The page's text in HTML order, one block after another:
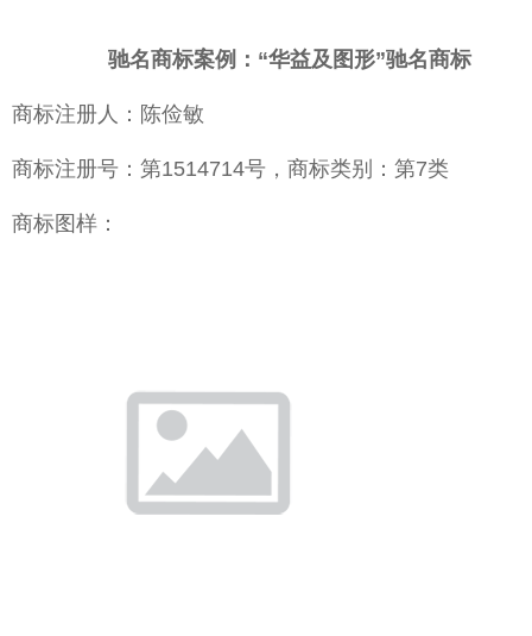
驰名商标案例：“华益及图形”驰名商标
商标注册人：陈俭敏
商标注册号：第1514714号，商标类别：第7类
商标图样：